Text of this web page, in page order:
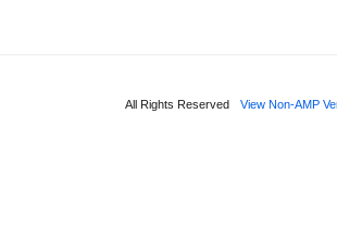
All Rights Reserved View Non-AMP